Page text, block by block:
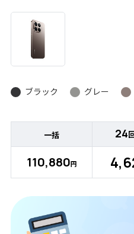
一括 24
110,880円
ブラック グレー